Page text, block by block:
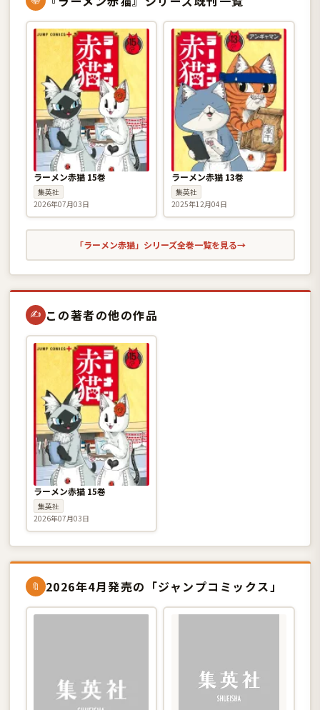
ラーメン赤猫 15巻
集英社
2026年07月03日
ラーメン赤猫 13巻
集英社
2025年12月04日
「ラーメン赤猫」シリーズ全巻一覧を見る→
✍ この著者の他の作品
ラーメン赤猫 15巻
集英社
2026年07月03日
🔖 2026年4月発売の「ジャンプコミックス」